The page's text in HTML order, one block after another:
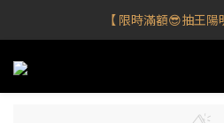
【 限時滿額😎抽王陽
【 限時滿額😎抽王陽
【 新加會員💰領